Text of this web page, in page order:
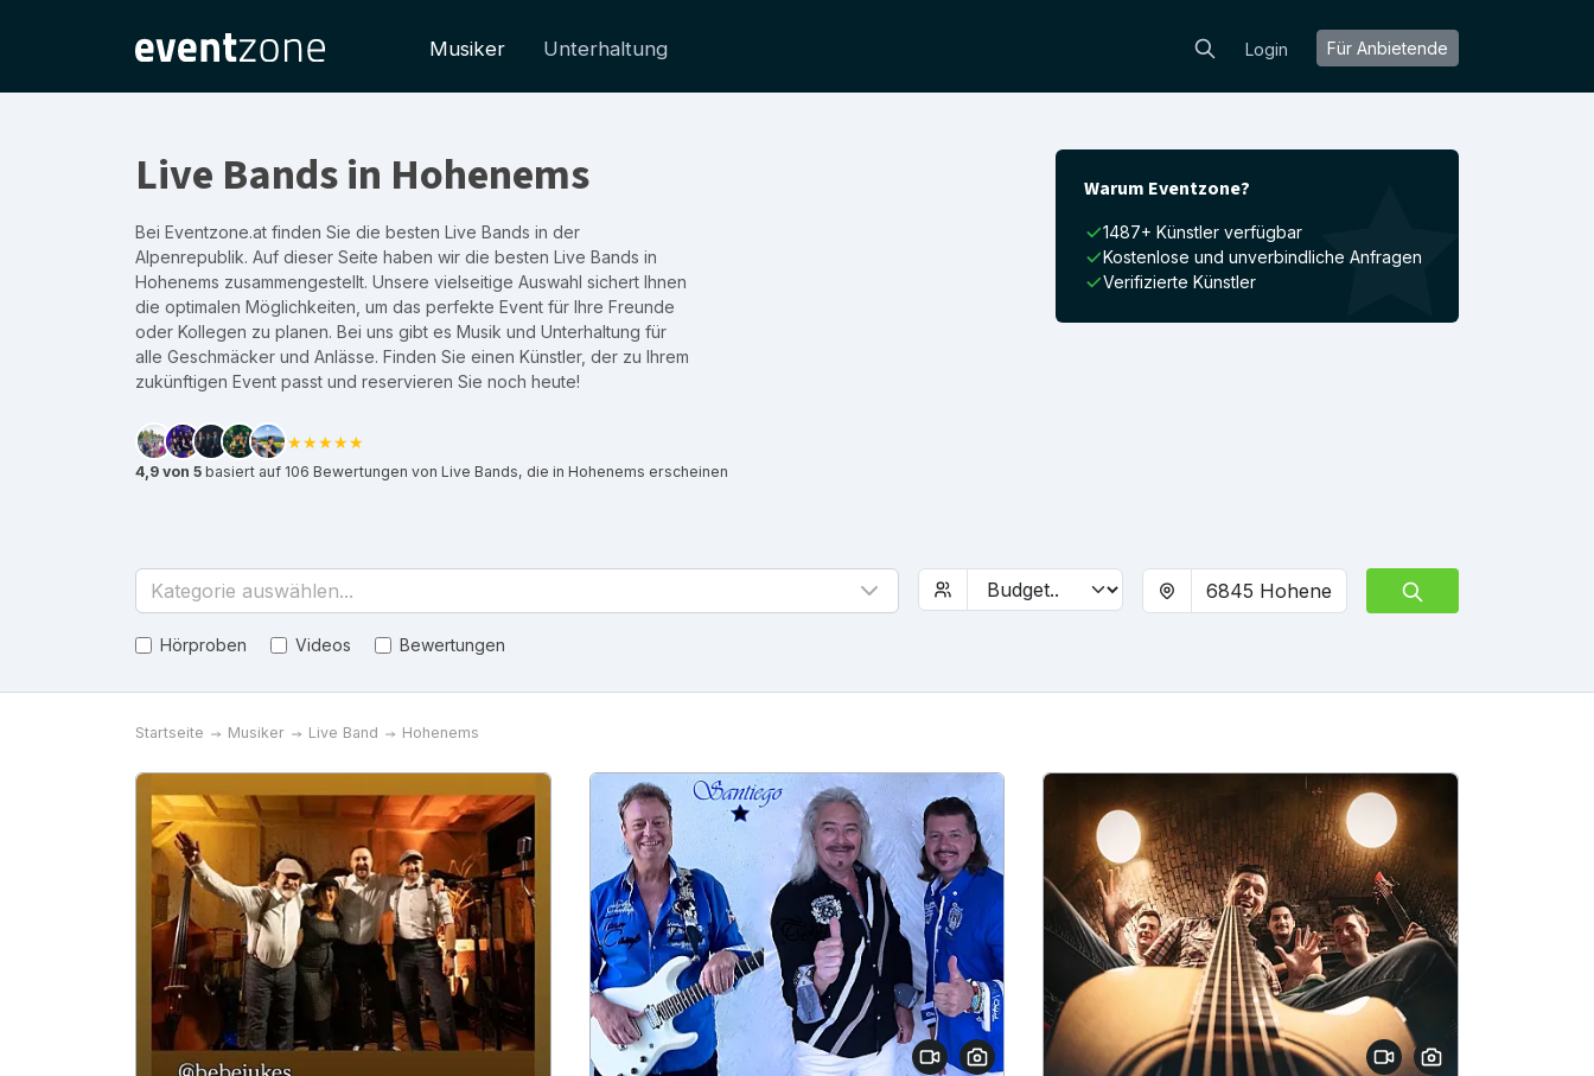
Musiker Unterhaltung Login Für Anbietende
Live Bands in Hohenems
Bei Eventzone.at finden Sie die besten Live Bands in der
Alpenrepublik. Auf dieser Seite haben wir die besten Live Bands in
Hohenems zusammengestellt. Unsere vielseitige Auswahl sichert Ihnen
die optimalen Möglichkeiten, um das perfekte Event für Ihre Freunde
oder Kollegen zu planen. Bei uns gibt es Musik und Unterhaltung für
alle Geschmäcker und Anlässe. Finden Sie einen Künstler, der zu Ihrem
zukünftigen Event passt und reservieren Sie noch heute!
★★★★★
4,9 von 5 basiert auf 106 Bewertungen von Live Bands, die in Hohenems erscheinen
Warum Eventzone?
1487+ Künstler verfügbar
Kostenlose und unverbindliche Anfragen
Verifizierte Künstler
Kategorie auswählen...
Hörproben Videos Bewertungen
Startseite Musiker Live Band Hohenems